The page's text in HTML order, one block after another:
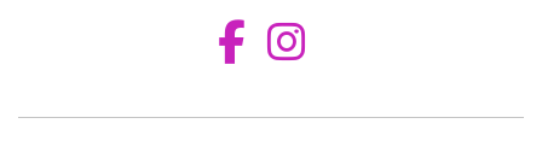
Aceder ao